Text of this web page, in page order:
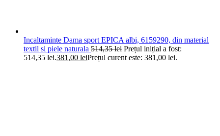
Incaltaminte Dama sport EPICA albi, 6159290, din material
textil si piele naturala 514,35lei Prețul inițial a fost:
514,35 lei.381,00 leiPrețul curent este: 381,00 lei.